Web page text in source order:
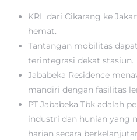
KRL dari Cikarang ke
hemat.
Tantangan mobilitas
terintegrasi dekat stasiun.
Jababeka Residence
mandiri dengan fasilitas
PT Jababeka Tbk adalah
industri dan hunian yang
harian secara